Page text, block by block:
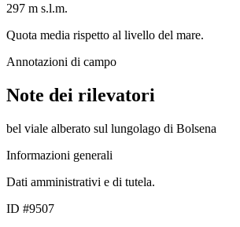
297 m s.l.m.
Quota media rispetto al livello del mare.
Annotazioni di campo
Note dei rilevatori
bel viale alberato sul lungolago di Bolsena
Informazioni generali
Dati amministrativi e di tutela.
ID #9507